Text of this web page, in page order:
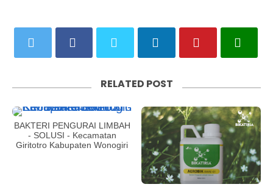
RELATED POST
BAKTERI PENGURAI LIMBAH
- SOLUSI - Kecamatan
Giritotro Kabupaten Wonogiri